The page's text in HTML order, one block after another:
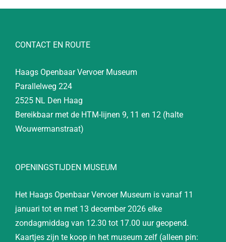
CONTACT EN ROUTE
Haags Openbaar Vervoer Museum
Parallelweg 224
2525 NL Den Haag
Bereikbaar met de HTM-lijnen 9, 11 en 12 (halte
Wouwermanstraat)
OPENINGSTIJDEN MUSEUM
Het Haags Openbaar Vervoer Museum is vanaf 11
januari tot en met 13 december 2026 elke
zondagmiddag van 12.30 tot 17.00 uur geopend.
Kaartjes zijn te koop in het museum zelf (alleen pin: